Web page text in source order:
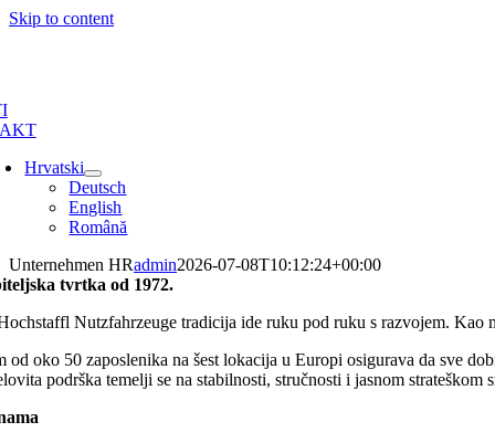
Skip to content
Hrvatski
Deutsch
English
Română
Unternehmen HRadmin2026-07-08T10:12:24+00:00
tvrtka od 1972.
Nutzfahrzeuge tradicija ide ruku pod ruku s razvojem. Kao
od oko 50 zaposlenika na šest lokacija u Europi osigurava da sve
podrška temelji se na stabilnosti, stručnosti i jasnom strateškom